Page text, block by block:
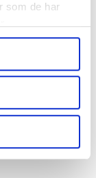
som de har
Glas